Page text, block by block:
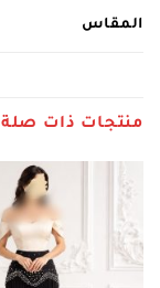
المقاس
منتجات ذات صلة